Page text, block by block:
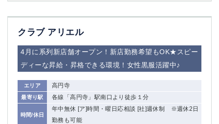
クラブ アリエル
4月に系列新店舗オープン！新店勤務希望もOK★スピー
ディーな昇給・昇格できる環境！女性黒服活躍中♪
エリア 高円寺
最寄り駅 各線「高円寺」駅南口より徒歩１分
時間/休日
年中無休 [ア]時間・曜日応相談 [社]週休制 ※週休2日
勤務も可能